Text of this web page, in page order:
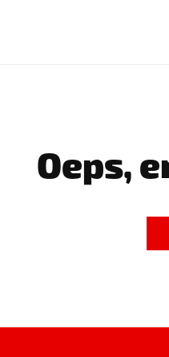
Oeps,